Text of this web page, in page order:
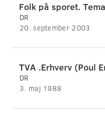
Folk på sporet.
DR
20. september 2003
TVA .Erhverv (Poul
DR
3. maj 1988